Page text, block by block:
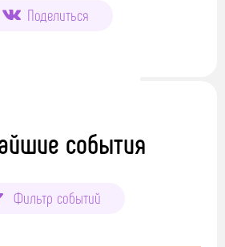
Поделиться
события
Фильтр событий